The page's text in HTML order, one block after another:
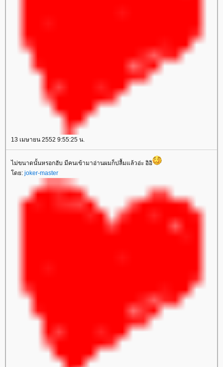
13 เมษายน 2552 9:55:25 น.
ไม่ขนาดนั้นหรอกฮับ มีคนเข้ามาอ่านผมก็ปลื้มแล้วอ่ะ อิอิ
ดย: joker-master